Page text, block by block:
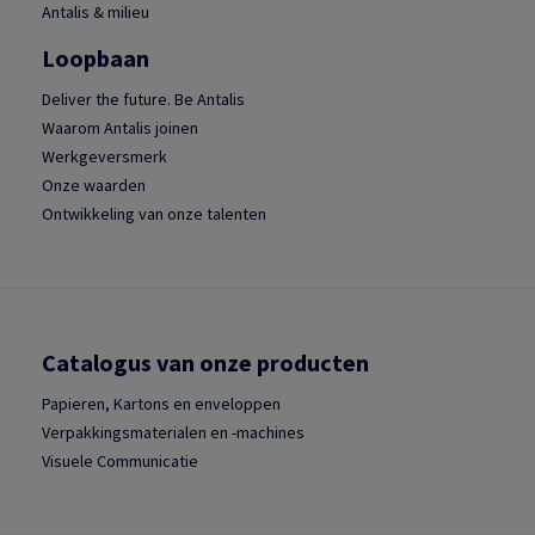
Antalis & milieu
Loopbaan
Deliver the future. Be Antalis
Waarom Antalis joinen
Werkgeversmerk
Onze waarden
Ontwikkeling van onze talenten
Catalogus van onze producten
Papieren, Kartons en enveloppen
Verpakkingsmaterialen en -machines
Visuele Communicatie